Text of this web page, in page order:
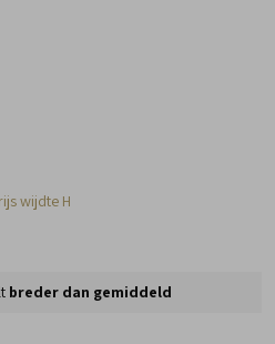
wijdte H
breder dan gemiddeld